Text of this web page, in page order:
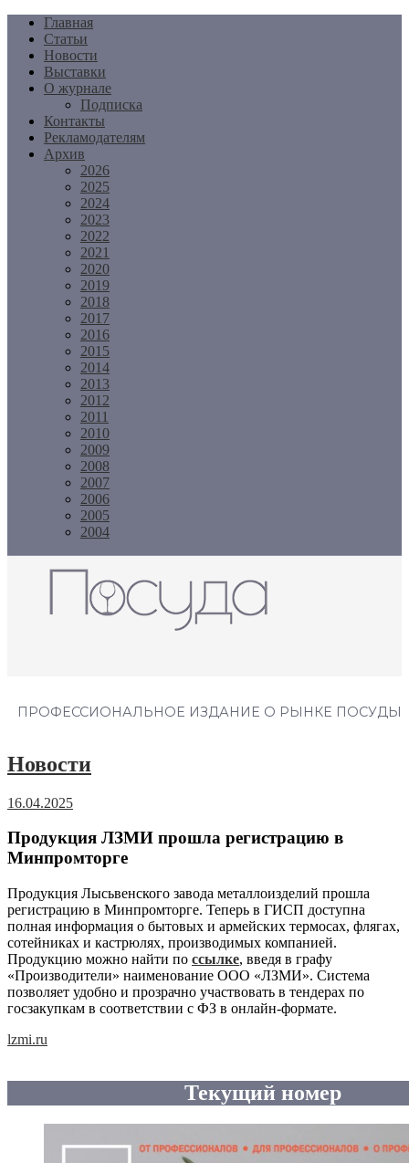
Перейти
содержимому
Главная
Статьи
Новости
Выставки
О журнале
Подписка
Контакты
Рекламодателям
Архив
2026
2025
2024
2023
2022
2021
2020
2019
2018
2017
2016
2015
2014
2013
2012
2011
2010
2009
2008
2007
2006
2005
2004
ПРОФЕССИОНАЛЬНОЕ ИЗДАНИЕ О РЫНКЕ ПОСУДЫ
Новости
16.04.2025
Продукция ЛЗМИ прошла регистрацию в
Минпромторге
Продукция Лысьвенского завода металлоизделий прошла
регистрацию в Минпромторге. Теперь в ГИСП доступна
полная информация о бытовых и армейских термосах, флягах,
сотейниках и кастрюлях, производимых компанией.
Продукцию можно найти по ссылке, введя в графу
«Производители» наименование ООО «ЛЗМИ». Система
позволяет удобно и прозрачно участвовать в тендерах по
госзакупкам в соответствии с ФЗ в онлайн-формате.
lzmi.ru
Текущий номер